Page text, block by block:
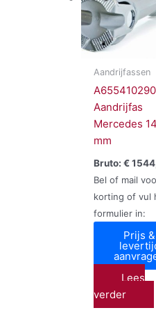
Aandrijfassen
Aandrijfas
Mercedes
mm
Bruto: €
Bel of mail
korting of vul
formulier in:
Prijs &
Lees
verder